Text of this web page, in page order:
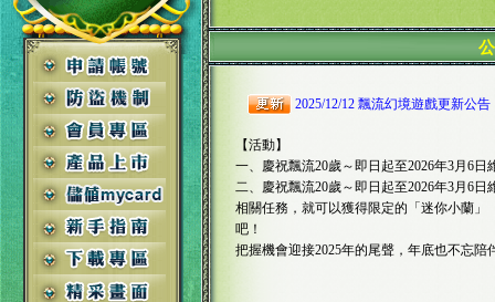
2025/12/12 飄流幻境遊戲更新公告
【活動】
一、慶祝飄流20歲～即日起至2026年3月6
二、慶祝飄流20歲～即日起至2026年3月6
相關任務，就可以獲得限定的「迷你小蘭
吧！
把握機會迎接2025年的尾聲，年底也不忘